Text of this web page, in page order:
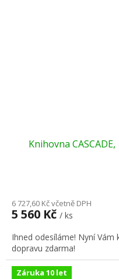
Knihovna
6 727,60 Kč včetně DPH
5 560 Kč / ks
Ihned odesíláme! Nyní Vám
dopravu zdarma!
Záruka 10 let